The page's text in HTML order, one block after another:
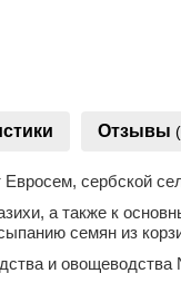
Отзывы
сербской
а также к
семян из
и